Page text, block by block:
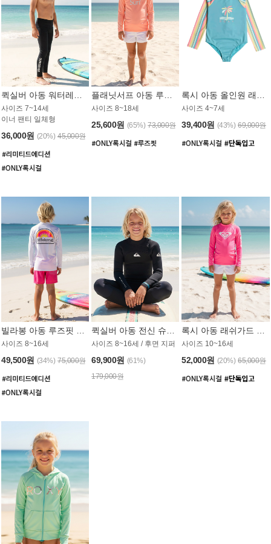
사이즈 7~14세
이너 팬티 일체형
36,000원 (20%) 45,000원
사이즈 8~18세
25,600원 (65%) 73,000원
사이즈 4~7세
39,400원 (43%) 69,000원
사이즈 8~16세
49,500원 (34%) 75,000원
사이즈 8~16세 / 후면 지퍼
69,900원 (61%)
179,000원
사이즈 10~16세
52,000원 (20%) 65,000원